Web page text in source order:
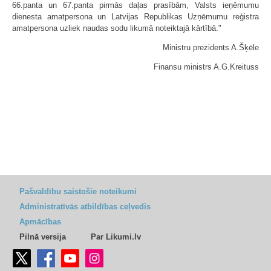
66.panta un 67.panta pirmās daļas prasībām, Valsts ieņēmumu
dienesta amatpersona un Latvijas Republikas Uzņēmumu reģistra
amatpersona uzliek naudas sodu likumā noteiktajā kārtībā."
Ministru prezidents A.Šķēle
Finansu ministrs A.G.Kreituss
Pašvaldību saistošie noteikumi
Administratīvās atbildības ceļvedis
Apmācības
Pilnā versija
Par Likumi.lv